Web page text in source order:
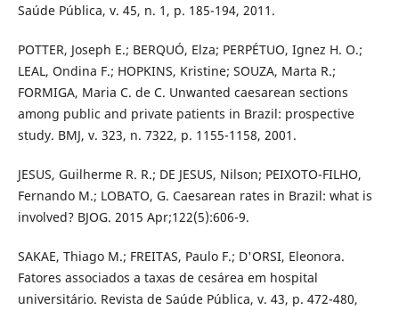
Saúde Pública, v. 45, n. 1, p. 185-194, 2011.
POTTER, Joseph E.; BERQUÓ, Elza; PERPÉTUO, Ignez H. O.;
LEAL, Ondina F.; HOPKINS, Kristine; SOUZA, Marta R.;
FORMIGA, Maria C. de C. Unwanted caesarean sections
among public and private patients in Brazil: prospective
study. BMJ, v. 323, n. 7322, p. 1155-1158, 2001.
JESUS, Guilherme R. R.; DE JESUS, Nilson; PEIXOTO-FILHO,
Fernando M.; LOBATO, G. Caesarean rates in Brazil: what is
involved? BJOG. 2015 Apr;122(5):606-9.
SAKAE, Thiago M.; FREITAS, Paulo F.; D'ORSI, Eleonora.
Fatores associados a taxas de cesárea em hospital
universitário. Revista de Saúde Pública, v. 43, p. 472-480,